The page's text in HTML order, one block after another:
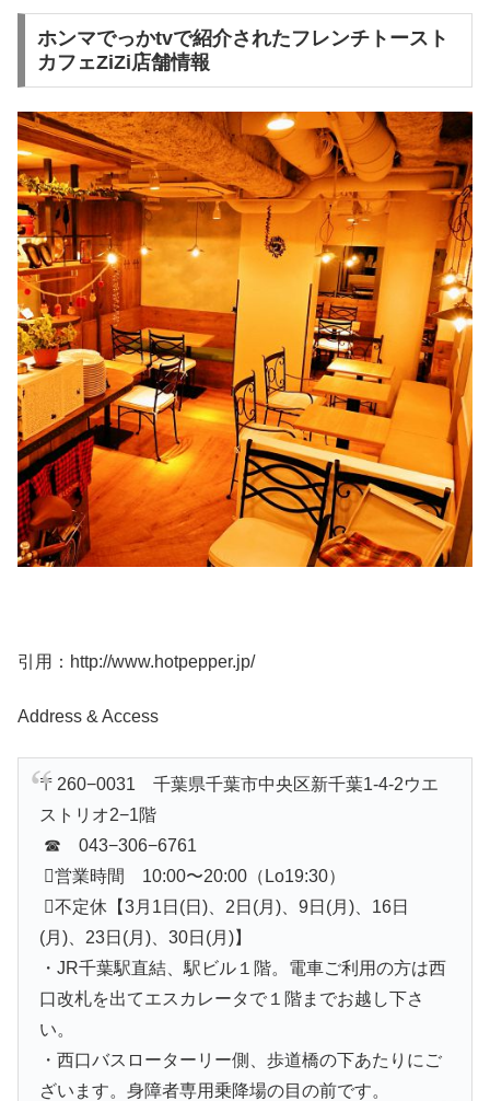
ホンマでっかtvで紹介されたフレンチトースト
カフェZiZi店舗情報
引用：http://www.hotpepper.jp/
Address & Access
〒260−0031 千葉県千葉市中央区新千葉1-4-2ウエ
ストリオ2−1階
☎︎ 043−306−6761
営業時間 10:00〜20:00（Lo19:30）
不定休【3月1日(日)、2日(月)、9日(月)、16日
(月)、23日(月)、30日(月)】
・JR千葉駅直結、駅ビル１階。電車ご利用の方は西
口改札を出てエスカレータで１階までお越し下さ
い。
・西口バスローターリー側、歩道橋の下あたりにご
ざいます。身障者専用乗降場の目の前です。